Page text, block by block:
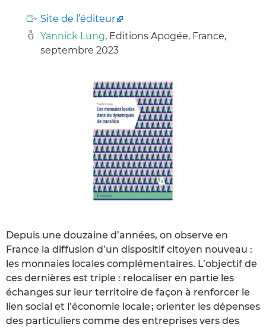
Site de l’éditeur
Yannick Lung, Editions Apogée, France,
septembre 2023
Depuis une douzaine d’années, on observe en
France la diffusion d’un dispositif citoyen nouveau :
les monnaies locales complémentaires. L’objectif de
ces dernières est triple : relocaliser en partie les
échanges sur leur territoire de façon à renforcer le
lien social et l’économie locale ; orienter les dépenses
des particuliers comme des entreprises vers des